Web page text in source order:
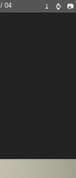
/ 04 ⤓ ⌚ 📷